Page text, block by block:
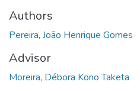
Authors
Pereira, João Henrique Gomes
Advisor
Moreira, Débora Kono Taketa